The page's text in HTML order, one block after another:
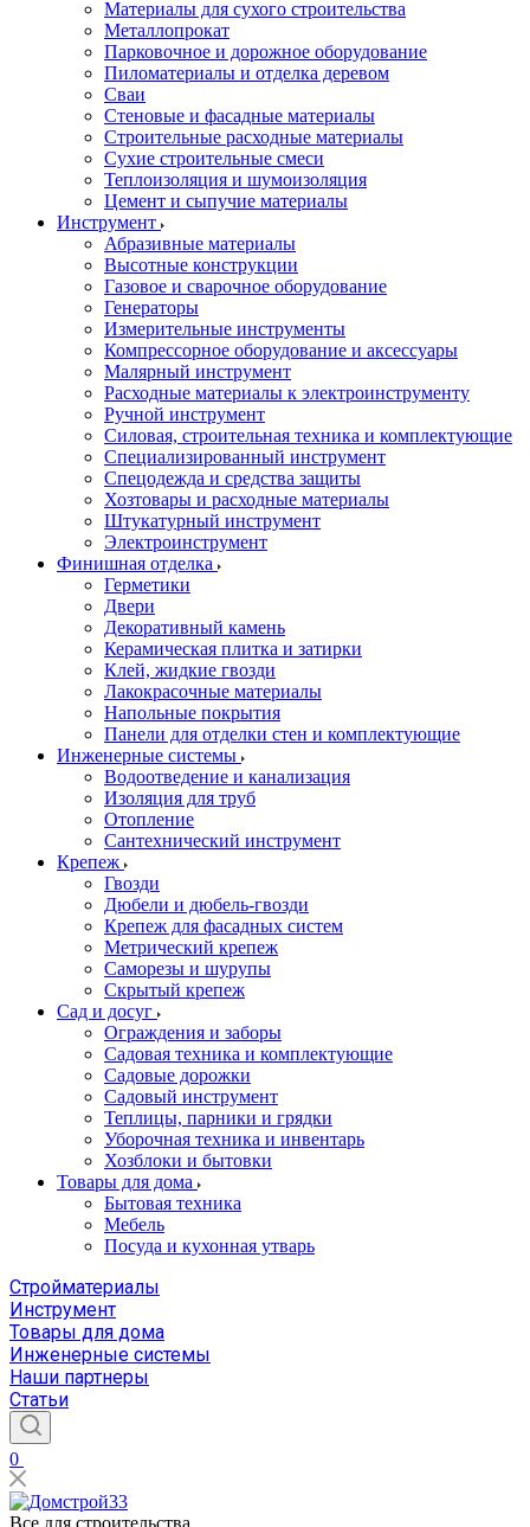
Материалы для сухого строительства
Металлопрокат
Парковочное и дорожное оборудование
Пиломатериалы и отделка деревом
Сваи
Стеновые и фасадные материалы
Строительные расходные материалы
Сухие строительные смеси
Теплоизоляция и шумоизоляция
Цемент и сыпучие материалы
Инструмент
Абразивные материалы
Высотные конструкции
Газовое и сварочное оборудование
Генераторы
Измерительные инструменты
Компрессорное оборудование и аксессуары
Малярный инструмент
Расходные материалы к электроинструменту
Ручной инструмент
Силовая, строительная техника и комплектующие
Специализированный инструмент
Спецодежда и средства защиты
Хозтовары и расходные материалы
Штукатурный инструмент
Электроинструмент
Финишная отделка
Герметики
Двери
Декоративный камень
Керамическая плитка и затирки
Клей, жидкие гвозди
Лакокрасочные материалы
Напольные покрытия
Панели для отделки стен и комплектующие
Инженерные системы
Водоотведение и канализация
Изоляция для труб
Отопление
Сантехнический инструмент
Крепеж
Гвозди
Дюбели и дюбель-гвозди
Крепеж для фасадных систем
Метрический крепеж
Саморезы и шурупы
Скрытый крепеж
Сад и досуг
Ограждения и заборы
Садовая техника и комплектующие
Садовые дорожки
Садовый инструмент
Теплицы, парники и грядки
Уборочная техника и инвентарь
Хозблоки и бытовки
Товары для дома
Бытовая техника
Мебель
Посуда и кухонная утварь
Стройматериалы
Инструмент
Товары для дома
Инженерные системы
Наши партнеры
Статьи
0
Все для строительства